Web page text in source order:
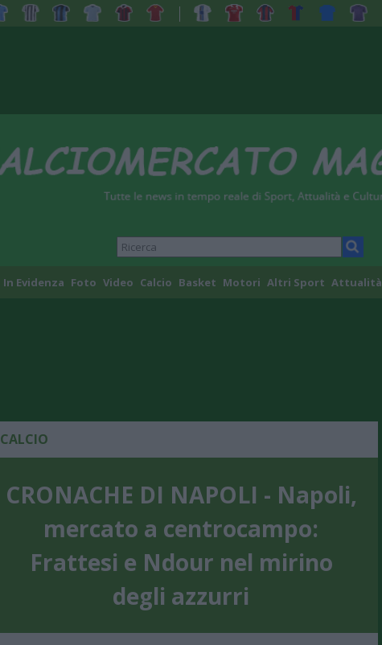
In Evidenza Foto Video Calcio Basket Motori Altri Sport Attualità
CALCIO
CRONACHE DI NAPOLI - Napoli,
mercato a centrocampo:
Frattesi e Ndour nel mirino
degli azzurri